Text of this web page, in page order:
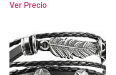
Ver Precio